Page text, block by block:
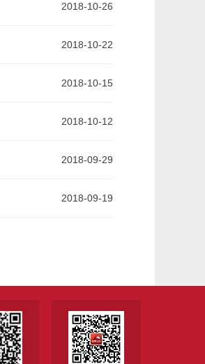
2018-10-26
2018-10-22
2018-10-15
2018-10-12
2018-09-29
2018-09-19